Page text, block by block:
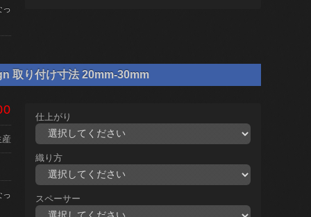
っ
取り付け寸法 20mm-30mm
っ
仕上がり
織り方
スペーサー